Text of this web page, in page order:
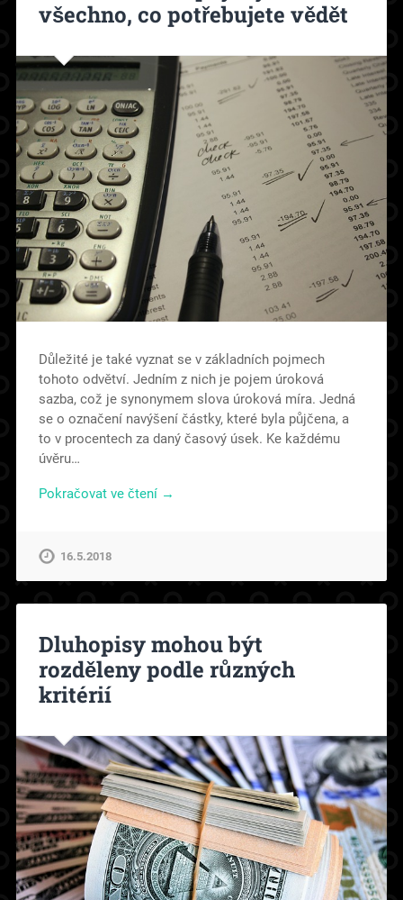
všechno, co potřebujete vědět
Důležité je také vyznat se v základních pojmech
tohoto odvětví. Jedním z nich je pojem úroková
sazba, což je synonymem slova úroková míra. Jedná
se o označení navýšení částky, které byla půjčena, a
to v procentech za daný časový úsek. Ke každému
úvěru…
Pokračovat ve čtení →
16.5.2018
Dluhopisy mohou být
rozděleny podle různých
kritérií